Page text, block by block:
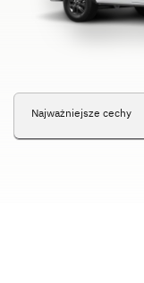
Najważniejsze cechy